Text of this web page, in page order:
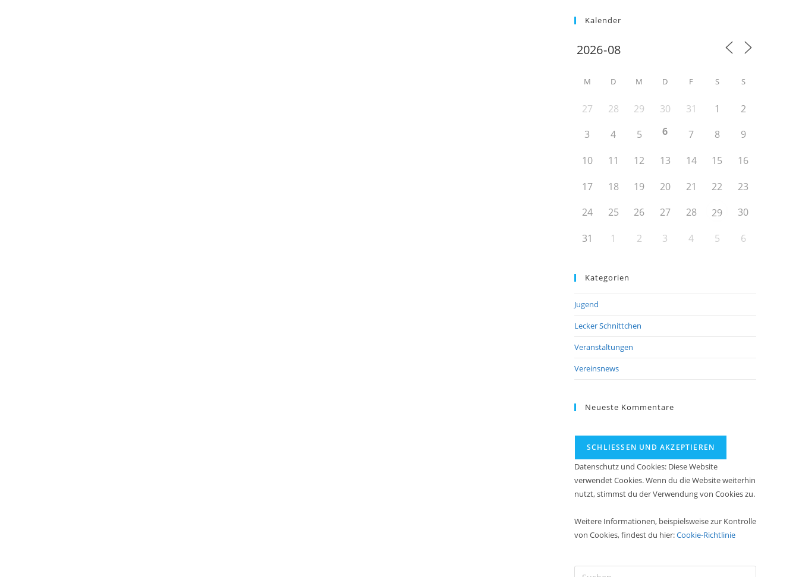
Kalender
M D M D F S S
27 28 29 30 31 1
2
3
4 5 6 7 8
9
10
11 12 13 14 15
16
17
18 19 20 21 22
23
24
25 26 27 28 29
30
31
1 2 3 4 5 6
Kategorien
Jugend
Lecker Schnittchen
Veranstaltungen
Vereinsnews
Neueste Kommentare
Datenschutz und Cookies: Diese Website
verwendet Cookies. Wenn du die Website weiterhin
nutzt, stimmst du der Verwendung von Cookies zu.
Weitere Informationen, beispielsweise zur Kontrolle
von Cookies, findest du hier:Cookie-Richtlinie